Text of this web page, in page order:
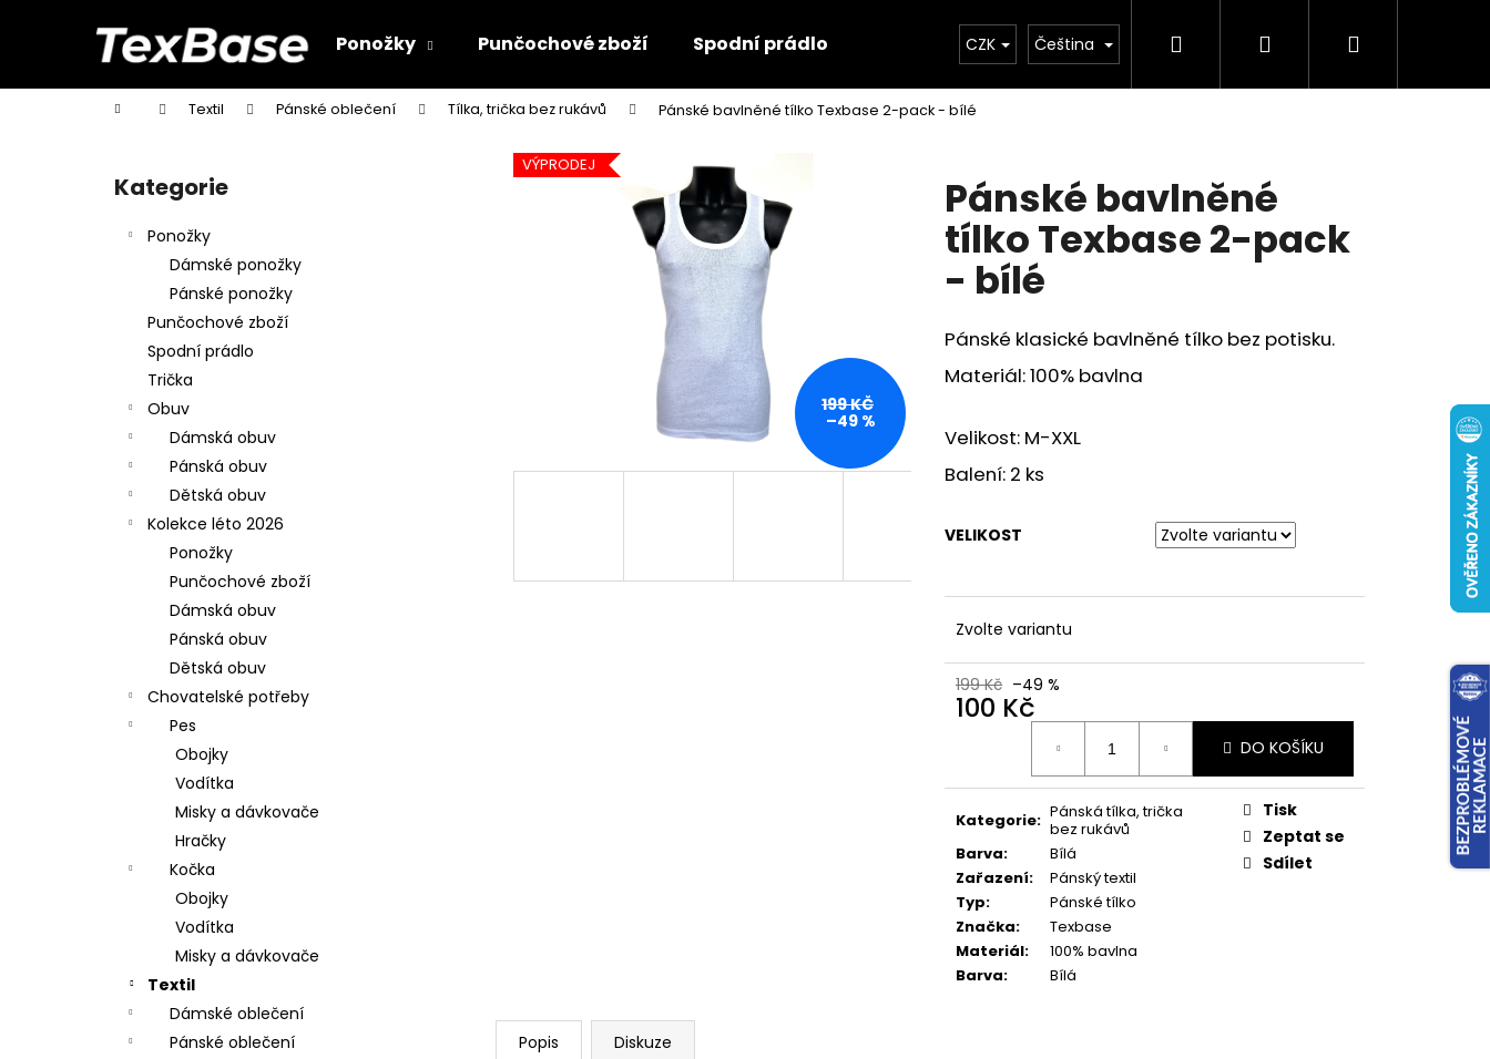
Ponožky Punčochové zboží Spodní prádlo Obuv Kolekce léto 2026 Chovatelské
CZK Čeština Hledat PřihlášeníNákupní
Domů Textil Pánské oblečení Tílka, trička bez rukávů Pánské bavlněné tílko Texbase 2-pack - bílé
Přeskočit
kategorie
Kategorie
Ponožky
Dámské ponožky
Pánské ponožky
Punčochové zboží
Spodní prádlo
Trička
Obuv
Dámská obuv
Pánská obuv
Dětská obuv
Kolekce léto 2026
Ponožky
Punčochové zboží
Dámská obuv
Pánská obuv
Dětská obuv
Chovatelské potřeby
Pes
Obojky
Vodítka
Misky a dávkovače
Hračky
Kočka
Obojky
Vodítka
Misky a dávkovače
Textil
Dámské oblečení
Pánské oblečení
Pánské bavlněné
tílko Texbase 2-pack
- bílé
Pánské klasické bavlněné tílko bez potisku.
Materiál: 100% bavlna
Velikost: M-XXL
Balení: 2 ks
VELIKOST
Zvolte variantu
199 Kč –49 %
100 Kč
DO KOŠÍKU
Kategorie: Pánská tílka, trička
bez rukávů
Barva:
Bílá
Zařazení:
Pánský textil
Typ:
Pánské tílko
Značka:
Texbase
Materiál:
100% bavlna
Barva: Bílá
Tisk
Zeptat se
Sdílet
VÝPRODEJ
199 KČ
–49 %
Popis Diskuze
í
Zpět
do
Zpět
do
Co potřebujete najít?
Doporučujeme